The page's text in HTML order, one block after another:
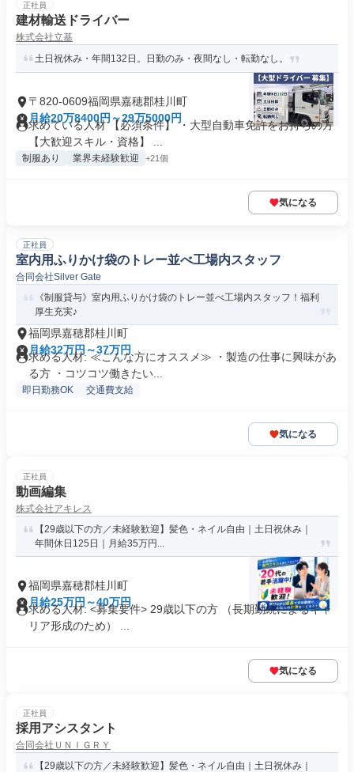
正社員
建材輸送ドライバー
株式会社立基
土日祝休み・年間132日。日勤のみ・夜間なし・転勤なし。
〒820-0609福岡県嘉穂郡桂川町
月給20万8400円～29万5000円
求めている人材 【必須条件】 ・大型自動車免許をお持ちの方
【大歓迎スキル・資格】 ...
制服あり 業界未経験歓迎 +21個
気になる
正社員
室内用ふりかけ袋のトレー並べ工場内スタッフ
合同会社Silver Gate
《制服貸与》室内用ふりかけ袋のトレー並べ工場内スタッフ！福利
厚生充実♪
福岡県嘉穂郡桂川町
月給32万円～37万円
求める人材: ≪こんな方にオススメ≫ ・製造の仕事に興味があ
る方 ・コツコツ働きたい...
即日勤務OK 交通費支給
気になる
正社員
動画編集
株式会社アキレス
【29歳以下の方／未経験歓迎】髪色・ネイル自由｜土日祝休み｜
年間休日125日｜月給35万円...
福岡県嘉穂郡桂川町
月給25万円～40万円
求める人材: <募集要件> 29歳以下の方 （長期勤続によるキャ
リア形成のため） ...
気になる
正社員
採用アシスタント
合同会社ＵＮＩＧＲＹ
【29歳以下の方／未経験歓迎】髪色・ネイル自由｜土日祝休み｜